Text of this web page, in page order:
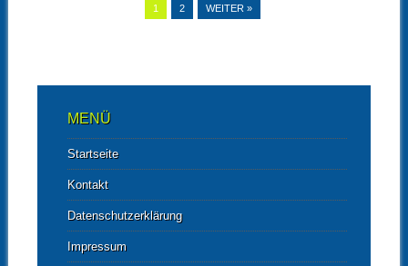
1 2 WEITER »
MENÜ
Startseite
Kontakt
Datenschutzerklärung
Impressum